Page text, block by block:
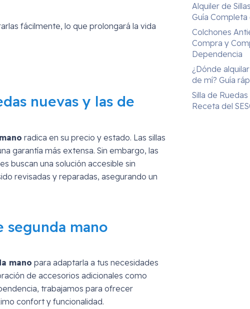
fácilmente, lo que prolongará la vida
nuevas y las de
radica en su precio y estado. Las sillas
garantía más extensa. Sin embargo, las
buscan una solución accesible sin
revisadas y reparadas, asegurando un
segunda mano
mano para adaptarla a tus necesidades
de accesorios adicionales como
trabajamos para ofrecer
confort y funcionalidad.
Alquiler de
Guía Completa
Colchones
Compra y
Dependencia
¿Dónde
de mí? Guía
Silla de
Receta del